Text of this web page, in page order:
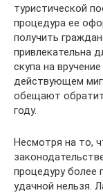
туристической
процедура ее
получить
привлекательна
скупа на
действующем
обещают
году.
Несмотря на то,
процедуру более
удачной нельзя.